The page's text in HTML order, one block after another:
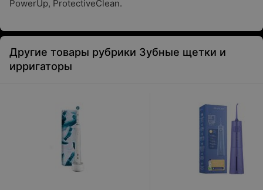
PowerUp, ProtectiveClean.
Другие товары рубрики Зубные щетки и
ирригаторы